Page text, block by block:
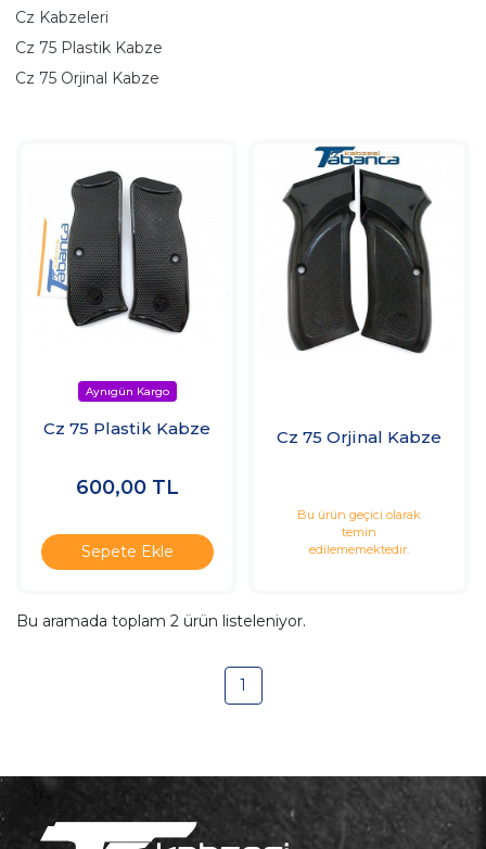
Cz Kabzeleri
Cz 75 Plastik Kabze
Cz 75 Orjinal Kabze
Cz 75 Plastik Kabze
600,00 TL
Sepete Ekle
Cz 75 Orjinal Kabze
Bu ürün geçici olarak
temin
edilememektedir.
Bu aramada toplam 2 ürün listeleniyor.
1